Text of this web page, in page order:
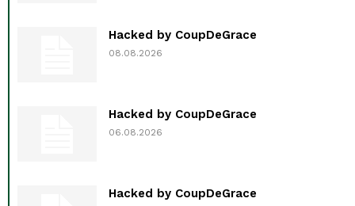
Hacked by CoupDeGrace
08.08.2026
Hacked by CoupDeGrace
06.08.2026
Hacked by CoupDeGrace